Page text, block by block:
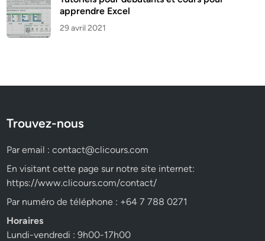
apprendre Excel
29 avril 2021
Trouvez-nous
Par email :contact@clicours.com
En visitant cette page sur notre site internet:
https://www.clicours.com/contact/
Par numéro de téléphone : +64 7 788 0271
Horaires
Lundi-vendredi : 9h00-17h00